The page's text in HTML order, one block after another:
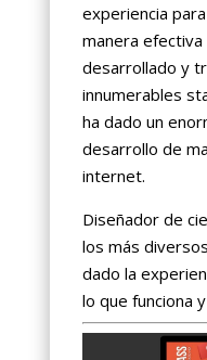
experiencia
manera efectiva
desarrollado y
innumerables
ha dado un
desarrollo de
internet.
Diseñador de
los más
dado la
lo que funciona